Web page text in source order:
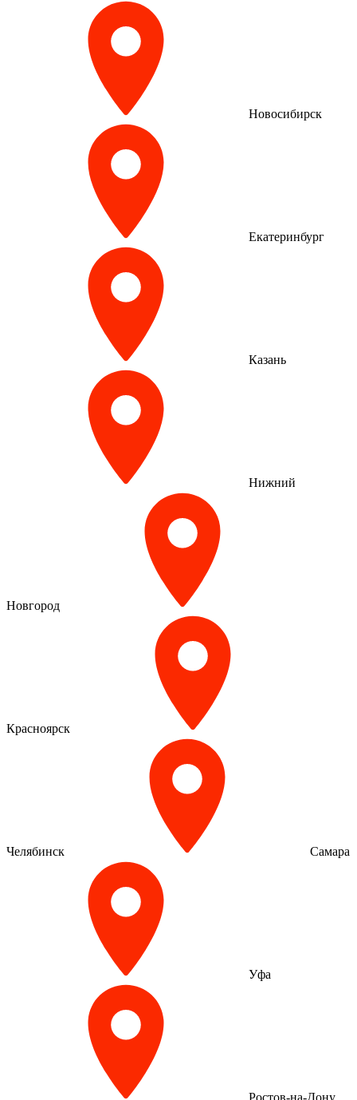
Новосибирск
Екатеринбург
Казань
Нижний
Новгород
Красноярск
Челябинск Самара
Уфа
Ростов-на-Дону